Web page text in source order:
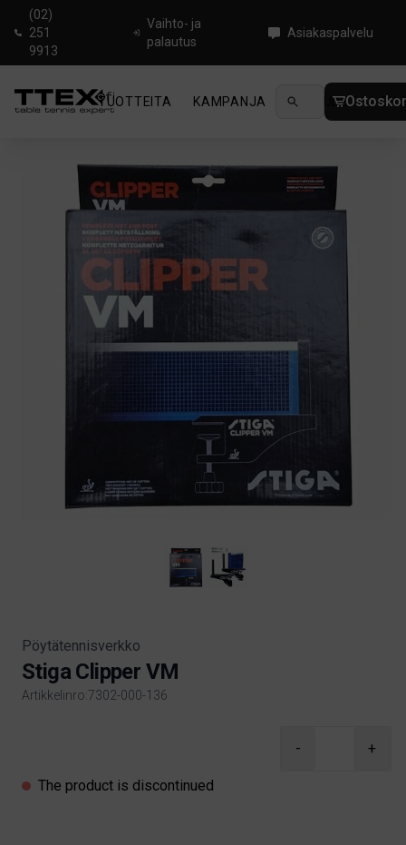
(02)
251
9913
Vaihto- ja
palautus
Asiakaspalvelu
TUOTTEITA KAMPANJA UUTUUDET
Pöytätennisverkko
Stiga Clipper VM
Artikkelinro:7302-000-136
- +
The product is discontinued